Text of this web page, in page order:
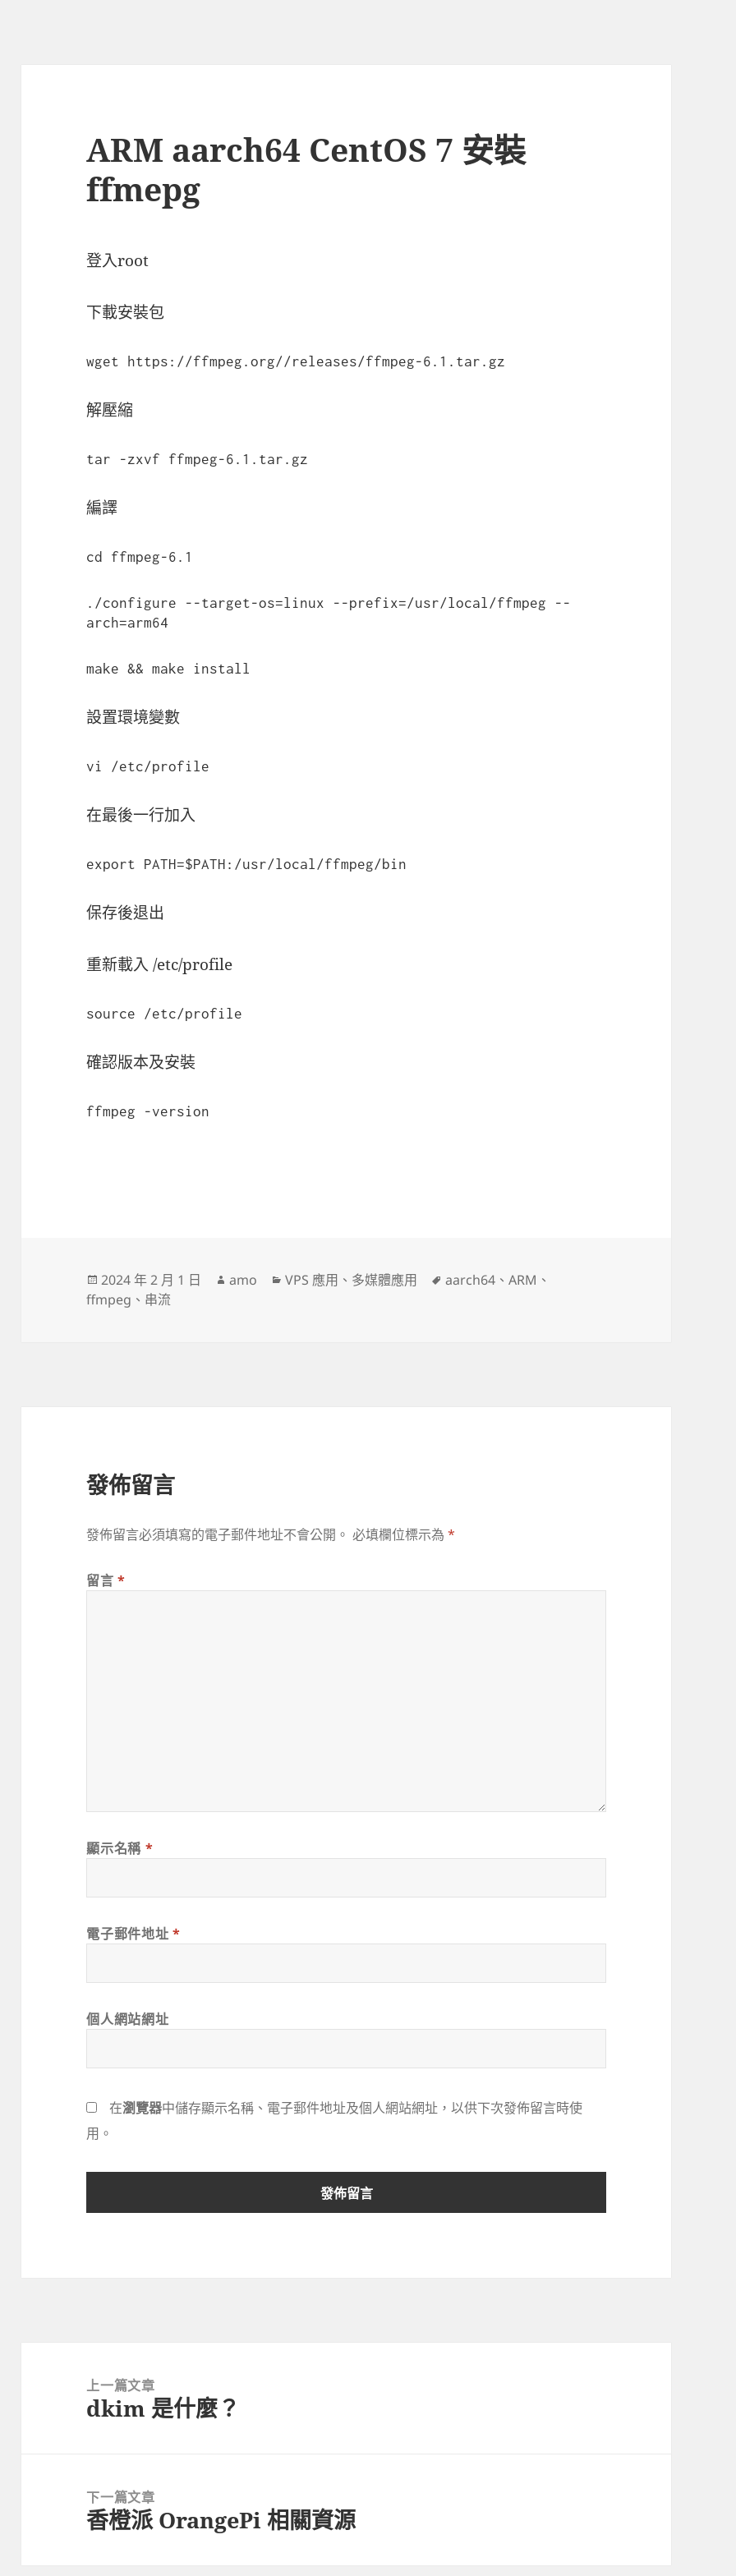
ARM aarch64 CentOS 7 安裝
ffmepg
登入root
下載安裝包
wget https://ffmpeg.org//releases/ffmpeg-6.1.tar.gz
解壓縮
tar -zxvf ffmpeg-6.1.tar.gz
編譯
cd ffmpeg-6.1
./configure --target-os=linux --prefix=/usr/local/ffmpeg --
arch=arm64
make && make install
設置環境變數
vi /etc/profile
在最後一行加入
export PATH=$PATH:/usr/local/ffmpeg/bin
保存後退出
重新載入 /etc/profile
source /etc/profile
確認版本及安裝
ffmpeg -version
發
佈
2024 年 2 月 1 日
作
amo
分
VPS 應用 、 多媒體應用
標
aarch64 、ARM 、
ffmpeg 、 串流
發佈留言
發佈留言必須填寫的電子郵件地址不會公開。 必填欄位標示為*
留言*
顯示名稱 *
電子郵件地址 *
個人網站網址
在瀏覽器中儲存顯示名稱、電子郵件地址及個人網站網址，以供下次發佈留言時使
用。
上一篇文章
上
章:
dkim 是什麼？
下一篇文章
下
香橙派 OrangePi 相關資源